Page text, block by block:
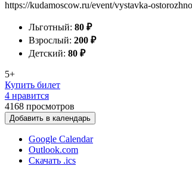
https://kudamoscow.ru/event/vystavka-
Льготный: 80 ₽
Взрослый: 200 ₽
Детский: 80 ₽
5+
Купить билет
4 нравится
4168 просмотров
Добавить в календарь
Google Calendar
Outlook.com
Скачать .ics